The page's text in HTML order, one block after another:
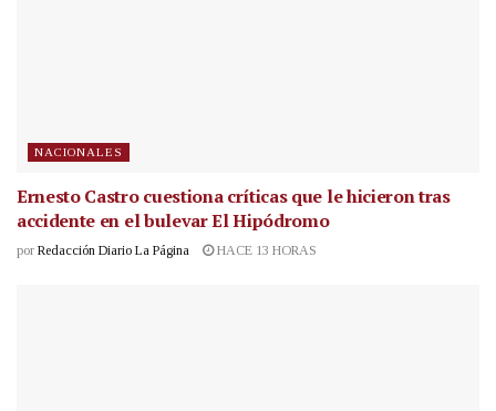
NACIONALES
Ernesto Castro cuestiona críticas que le hicieron tras
accidente en el bulevar El Hipódromo
por Redacción Diario La Página HACE 13 HORAS